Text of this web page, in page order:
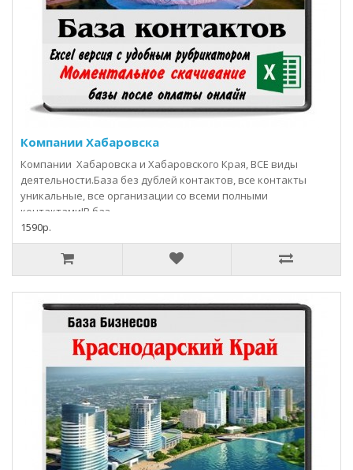
Компании Хабаровска
Компании Хабаровска и Хабаровского Края, ВСЕ виды
деятельности.База без дублей контактов, все контакты
уникальные, все организации со всеми полными
контактами!В баз..
1590р.